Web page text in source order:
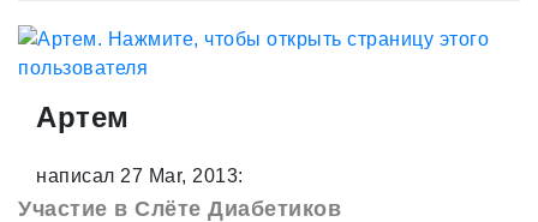
Артем
написал 27 Mar, 2013:
Участие в Слёте Диабетиков